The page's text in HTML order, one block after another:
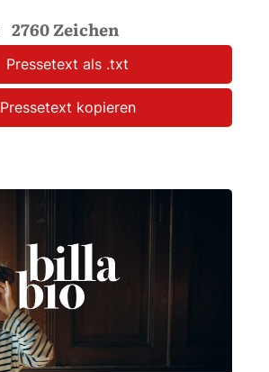
2760 Zeichen
Pressetext als .txt
Pressetext kopieren